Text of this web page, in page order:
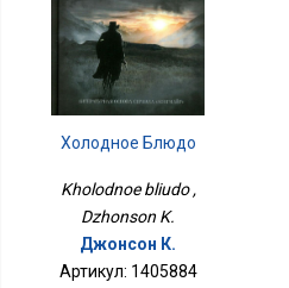
Холодное Блюдо
Kholodnoe bliudo ,
Dzhonson K.
Джонсон К.
Артикул: 1405884